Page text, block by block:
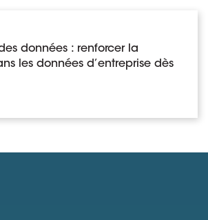
données : renforcer la
les données d’entreprise dès